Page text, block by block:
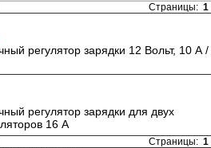
Страницы: 1
регулятор зарядки 12 Вольт, 10 А /
рeгулятор зaрядки для двух
16 A
Страницы: 1